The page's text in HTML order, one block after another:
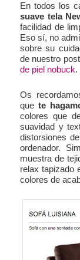
En todos los
suave tela
facilidad de
Eso sí, no
sobre su
de nuestro
de piel nobuck.
Os
que te
colores que
suavidad y
distorsiones
ordenador.
muestra de
relax tapizado
colores de